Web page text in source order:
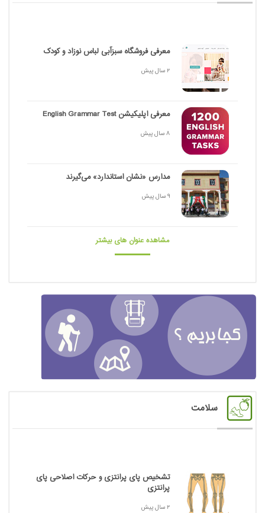
معرفی فروشگاه سبزآبی لباس نوزاد و کودک
2 سال پیش
معرفی اپلیکیشن English Grammar Test
8 سال پیش
مدارس «نشان استاندارد» می‌گیرند
9 سال پیش
مشاهده عنوان های بیشتر
سلامت
تشخیص پای پرانتزی و حرکات اصلاحی پای
پرانتزی
2 سال پیش